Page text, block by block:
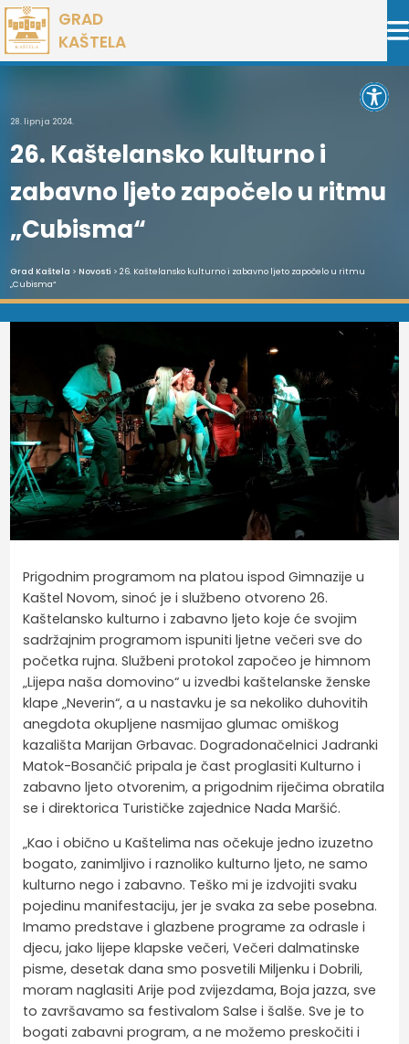
Preskoči
na
sadržaj
GRAD
KAŠTELA
28. lipnja 2024.
26. Kaštelansko kulturno i
zabavno ljeto započelo u ritmu
„Cubisma“
Grad Kaštela > Novosti > 26. Kaštelansko kulturno i zabavno ljeto započelo u ritmu
„Cubisma“
Prigodnim programom na platou ispod Gimnazije u
Kaštel Novom, sinoć je i službeno otvoreno 26.
Kaštelansko kulturno i zabavno ljeto koje će svojim
sadržajnim programom ispuniti ljetne večeri sve do
početka rujna. Službeni protokol započeo je himnom
„Lijepa naša domovino“ u izvedbi kaštelanske ženske
klape „Neverin“, a u nastavku je sa nekoliko duhovitih
anegdota okupljene nasmijao glumac omiškog
kazališta Marijan Grbavac. Dogradonačelnici Jadranki
Matok-Bosančić pripala je čast proglasiti Kulturno i
zabavno ljeto otvorenim, a prigodnim riječima obratila
se i direktorica Turističke zajednice Nada Maršić.
„Kao i obično u Kaštelima nas očekuje jedno izuzetno
bogato, zanimljivo i raznoliko kulturno ljeto, ne samo
kulturno nego i zabavno. Teško mi je izdvojiti svaku
pojedinu manifestaciju, jer je svaka za sebe posebna.
Imamo predstave i glazbene programe za odrasle i
djecu, jako lijepe klapske večeri, Večeri dalmatinske
pisme, desetak dana smo posvetili Miljenku i Dobrili,
moram naglasiti Arije pod zvijezdama, Boja jazza, sve
to završavamo sa festivalom Salse i šalše. Sve je to
bogati zabavni program, a ne možemo preskočiti i